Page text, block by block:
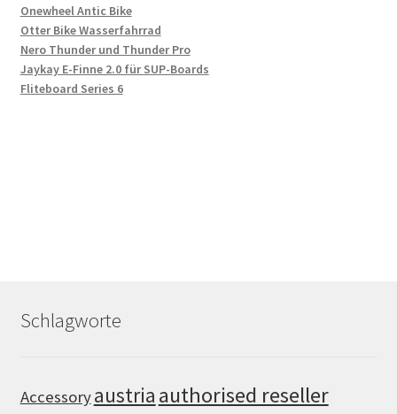
Onewheel Antic Bike
Otter Bike Wasserfahrrad
Nero Thunder und Thunder Pro
Jaykay E-Finne 2.0 für SUP-Boards
Fliteboard Series 6
Schlagworte
Accessoryaustria authorised reseller